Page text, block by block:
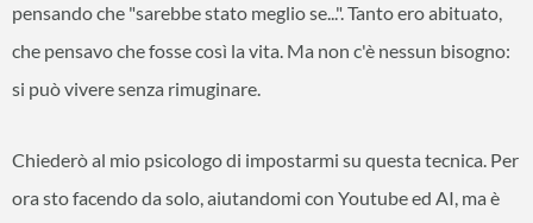
pensando che "sarebbe stato meglio se...". Tanto ero abituato,
che pensavo che fosse così la vita. Ma non c'è nessun bisogno:
si può vivere senza rimuginare.
Chiederò al mio psicologo di impostarmi su questa tecnica. Per
ora sto facendo da solo, aiutandomi con Youtube ed AI, ma è